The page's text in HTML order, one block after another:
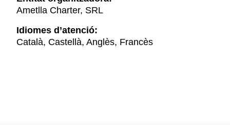
Ametlla Charter, SRL
Idiomes d’atenció:
Català, Castellà, Anglès, Francès